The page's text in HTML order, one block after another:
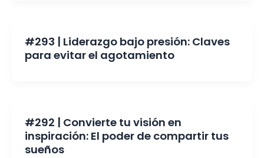
#293 | Liderazgo bajo presión: Claves
para evitar el agotamiento
#292 | Convierte tu visión en
inspiración: El poder de compartir tus
sueños